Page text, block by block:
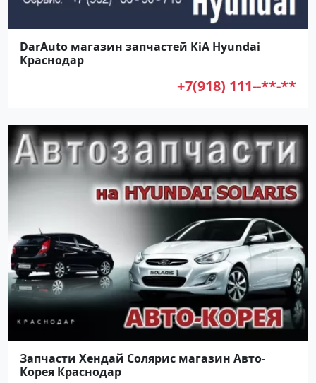
DarAuto магазин запчастей KiA Hyundai
Краснодар
+7(918) 111--**-**
Запчасти Хендай Солярис магазин Авто-
Корея Краснодар